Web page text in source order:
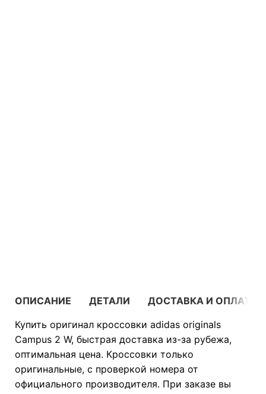
ОПИСАНИЕ ДЕТАЛИ
ДОСТАВКА И ОПЛАТА
Купить оригинал кроссовки adidas originals
Campus 2 W, быстрая доставка из-за рубежа,
оптимальная цена. Кроссовки только
оригинальные, с проверкой номера от
официального производителя. При заказе вы